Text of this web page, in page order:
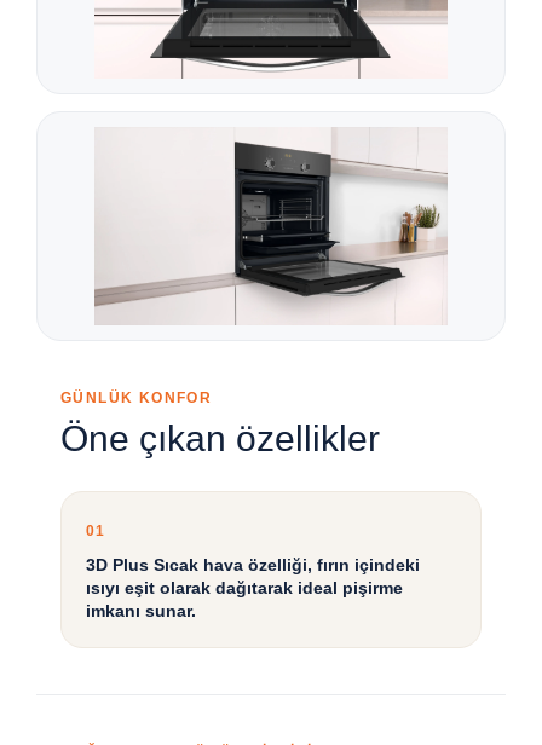
GÜNLÜK KONFOR
Öne çıkan özellikler
01
3D Plus Sıcak hava özelliği, fırın içindeki
ısıyı eşit olarak dağıtarak ideal pişirme
imkanı sunar.